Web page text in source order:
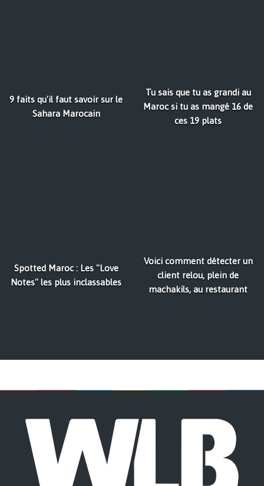
9 faits qu'il faut savoir sur le
Sahara Marocain
Tu sais que tu as grandi au
Maroc si tu as mangé 16 de
ces 19 plats
Spotted Maroc : Les ''Love
Notes'' les plus inclassables
Voici comment détecter un
client relou, plein de
machakils, au restaurant